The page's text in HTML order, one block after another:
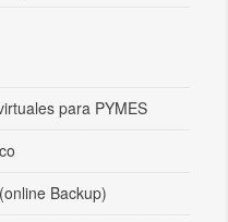
para PYMES
Backup)